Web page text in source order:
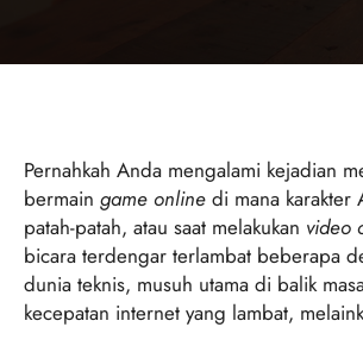
Pernahkah Anda mengalami kejadian
bermain game online di mana karakter
patah-patah, atau saat melakukan video
bicara terdengar terlambat beberapa
dunia teknis, musuh utama di balik
kecepatan internet yang lambat,